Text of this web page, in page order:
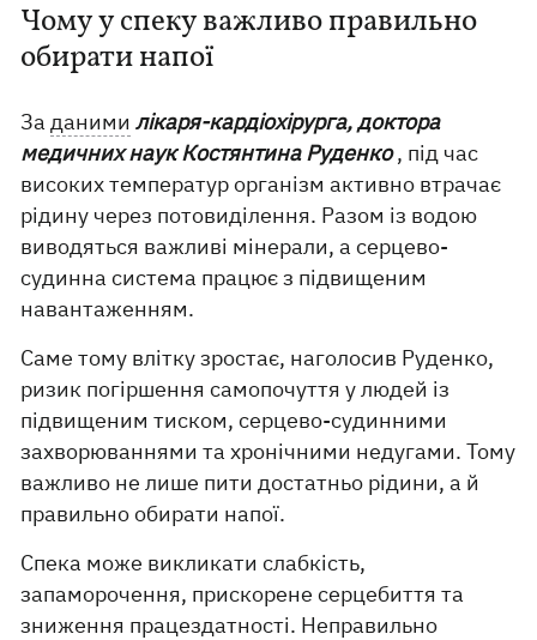
Чому у спеку важливо правильно
обирати напої
Заданими лікаря-кардіохірурга, доктора
медичних наук Костянтина Руденко, під час
високих температур організм активно втрачає
рідину через потовиділення. Разом із водою
виводяться важливі мінерали, а серцево-
судинна система працює з підвищеним
навантаженням.
Саме тому влітку зростає, наголосив Руденко,
ризик погіршення самопочуття у людей із
підвищеним тиском, серцево-судинними
захворюваннями та хронічними недугами. Тому
важливо не лише пити достатньо рідини, а й
правильно обирати напої.
Спека може викликати слабкість,
запаморочення, прискорене серцебиття та
зниження працездатності. Неправильно